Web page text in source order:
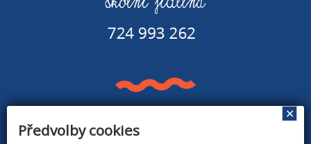
Základní škola a Mateřská škola v Rapšachu
Předvolby cookies
✕